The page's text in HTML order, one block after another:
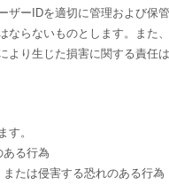
ザーIDを適切に管理および保
ならないものとします。また
より生じた損害に関する責任
す。
る行為
たは侵害する恐れのある行為